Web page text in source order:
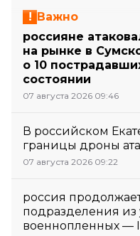
Важно
россияне
на рынке в
о 10
состоянии
07 августа 2026 09:46
В российском
границы дроны
07 августа 2026 09:22
россия
подразделения из
военнопленных —